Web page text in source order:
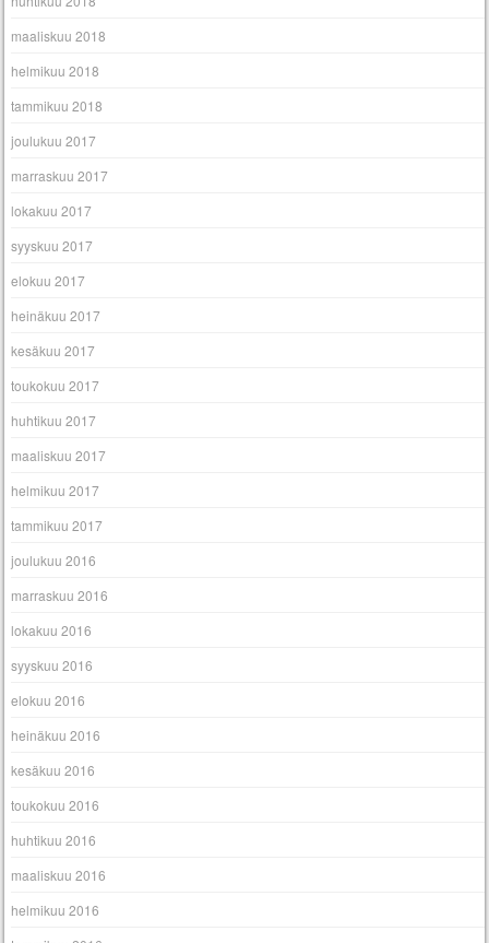
maaliskuu 2018
helmikuu 2018
tammikuu 2018
joulukuu 2017
marraskuu 2017
lokakuu 2017
syyskuu 2017
elokuu 2017
heinäkuu 2017
kesäkuu 2017
toukokuu 2017
huhtikuu 2017
maaliskuu 2017
helmikuu 2017
tammikuu 2017
joulukuu 2016
marraskuu 2016
lokakuu 2016
syyskuu 2016
elokuu 2016
heinäkuu 2016
kesäkuu 2016
toukokuu 2016
huhtikuu 2016
maaliskuu 2016
helmikuu 2016